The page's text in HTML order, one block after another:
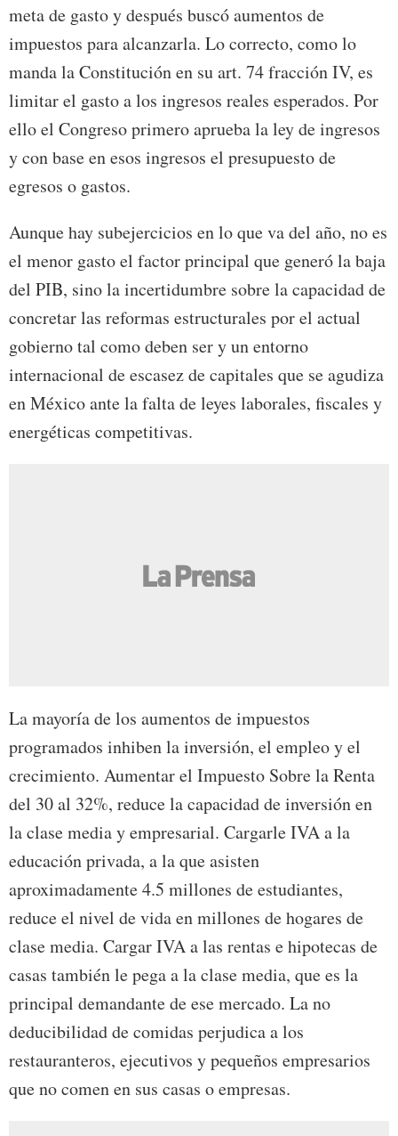
meta de gasto y después buscó aumentos de
impuestos para alcanzarla. Lo correcto, como lo
manda la Constitución en su art. 74 fracción IV, es
limitar el gasto a los ingresos reales esperados. Por
ello el Congreso primero aprueba la ley de ingresos
y con base en esos ingresos el presupuesto de
egresos o gastos.
Aunque hay subejercicios en lo que va del año, no es
el menor gasto el factor principal que generó la baja
del PIB, sino la incertidumbre sobre la capacidad de
concretar las reformas estructurales por el actual
gobierno tal como deben ser y un entorno
internacional de escasez de capitales que se agudiza
en México ante la falta de leyes laborales, fiscales y
energéticas competitivas.
La mayoría de los aumentos de impuestos
programados inhiben la inversión, el empleo y el
crecimiento. Aumentar el Impuesto Sobre la Renta
del 30 al 32%, reduce la capacidad de inversión en
la clase media y empresarial. Cargarle IVA a la
educación privada, a la que asisten
aproximadamente 4.5 millones de estudiantes,
reduce el nivel de vida en millones de hogares de
clase media. Cargar IVA a las rentas e hipotecas de
casas también le pega a la clase media, que es la
principal demandante de ese mercado. La no
deducibilidad de comidas perjudica a los
restauranteros, ejecutivos y pequeños empresarios
que no comen en sus casas o empresas.